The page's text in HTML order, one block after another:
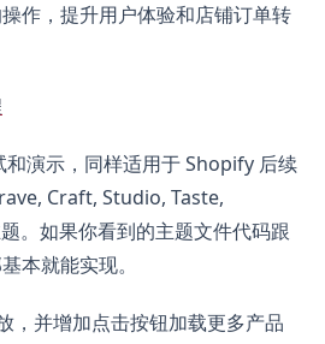
作，提升用户体验和店铺订单转
演示，同样适用于 Shopify 后续
Craft, Studio, Taste,
。如果你看到的主题文件代码跟
本就能实现。
，并增加点击按钮加载更多产品